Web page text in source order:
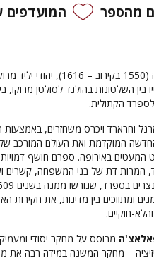
מהספר המועדפים
שמואל פָּאלאָצֶ'ה (1550
בין השלטונות בהולנד לסולטן מרוקו,
הקתולית.
וחרארד ויכרס משחזרים,
המוקדמת ואת העולם המורכב של
המעטים באירופה. ספרם חושף דמויות
המרות דת של בני המשפחה, קשרים
ומתווכים בין מדינות, את חקירות
חוקיים.
מבוסס על מחקר יסודי
– מחקר המשנה במידה רבה